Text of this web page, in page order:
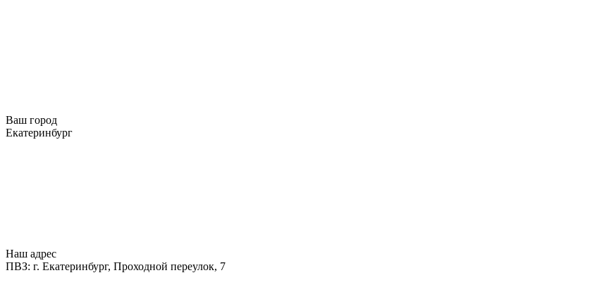
Ваш город
Екатеринбург
Наш адрес
ПВЗ: г. Екатеринбург, Проходной переулок, 7